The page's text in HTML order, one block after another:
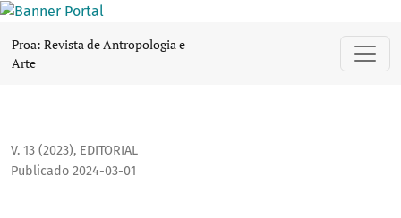
Proa: Revista de Antropologia e
Arte
V. 13 (2023), EDITORIAL
Publicado 2024-03-01